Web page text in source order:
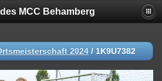
MCC Behamberg
2024 / 1K9U7382